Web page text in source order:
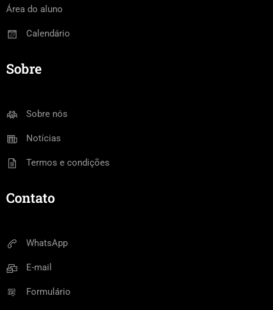
Área do aluno
Calendário
Sobre
Sobre nós
Notícias
Termos e condições
Contato
WhatsApp
E-mail
Formulário